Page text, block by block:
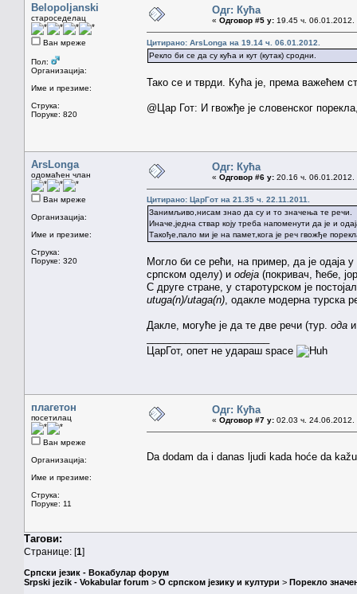
Belopoljanski
староседелац
Ван мреже
Пол:
Организација:
Име и презиме:
Струка:
Поруке: 820
Одг: Кућа
« Одговор #5 у: 19.45 ч. 06.01.2012.
Цитирано: ArsLonga на 19.14 ч. 06.01.2012.
Рекло би се да су кућа и кут (кутак) сродни.
Тако се и тврди. Кућа је, према важећем
@Цар Гот: И гвожђе је словенског
ArsLonga
одомаћен члан
Ван мреже
Организација:
Име и презиме:
Струка:
Поруке: 320
Одг: Кућа
« Одговор #6 у: 20.16 ч. 06.01.2012.
Цитирано: ЦарГот на 21.35 ч. 22.11.2011.
Занимљиво,нисам знао да су и то значења те речи.
Иначе,једна ствар коју треба напоменути да је и
Такође,пало ми је на памет,кога је реч гвожђе
Могло би се рећи, на пример, да је одаја
српском оделу) и odeja (покривач, ћебе,
С друге стране, у старотурском је
utuga(n)/utaga(n) , одакле модерна турска
Дакле, могуће је да те две речи (тур. ода
ЦарГот, опет не удараш space
плагетон
посетилац
Ван мреже
Организација:
Име и презиме:
Струка:
Поруке: 11
Одг: Кућа
« Одговор #7 у: 02.03 ч. 24.06.2012.
Da dodam da i danas ljudi kada hoće da
Тагови:
Странице: [1]
Српски језик - Вокабулар форум
Srpski jezik - Vokabular forum > О српском језику и култури > Порекло